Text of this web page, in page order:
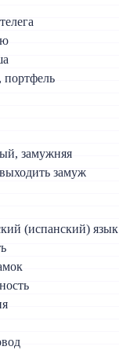
замужняя
замуж
(испанский) язык